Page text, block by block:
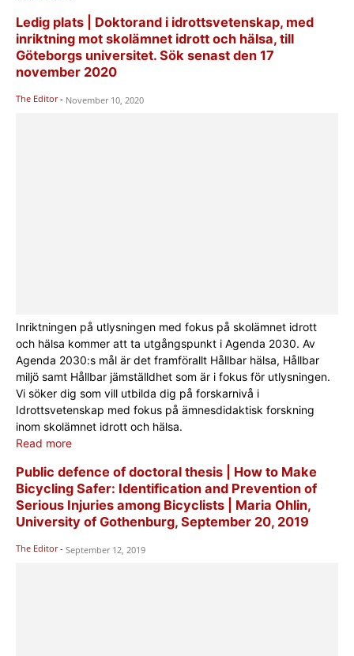
Ledig plats | Doktorand i idrottsvetenskap, med
inriktning mot skolämnet idrott och hälsa, till
Göteborgs universitet. Sök senast den 17
november 2020
The Editor - November 10, 2020
Inriktningen på utlysningen med fokus på skolämnet idrott
och hälsa kommer att ta utgångspunkt i Agenda 2030. Av
Agenda 2030:s mål är det framförallt Hållbar hälsa, Hållbar
miljö samt Hållbar jämställdhet som är i fokus för utlysningen.
Vi söker dig som vill utbilda dig på forskarnivå i
Idrottsvetenskap med fokus på ämnesdidaktisk forskning
inom skolämnet idrott och hälsa.
Read more
Public defence of doctoral thesis | How to Make
Bicycling Safer: Identification and Prevention of
Serious Injuries among Bicyclists | Maria Ohlin,
University of Gothenburg, September 20, 2019
The Editor - September 12, 2019